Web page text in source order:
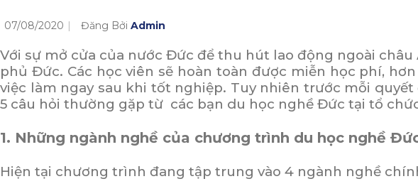
07/08/2020 Đăng Bởi Admin
Với sự mở cửa của nước Đức để thu hút lao động ngoài
phủ Đức. Các học viên sẽ hoàn toàn được miễn học phí,
việc làm ngay sau khi tốt nghiệp. Tuy nhiên trước mỗi
5 câu hỏi thường gặp từ các bạn du học nghề Đức tại tổ
1. Những ngành nghề của chương trình du học nghề
Hiện tại chương trình đang tập trung vào 4 ngành nghề